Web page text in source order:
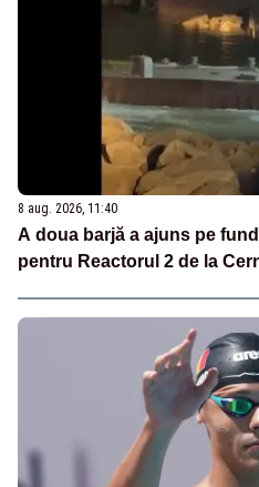
8 aug. 2026, 11:40
A doua barjă a ajuns pe
pentru Reactorul 2 de la